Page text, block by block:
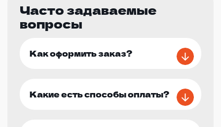
Часто задаваемые
вопросы
Как оформить заказ?
Какие есть способы оплаты?